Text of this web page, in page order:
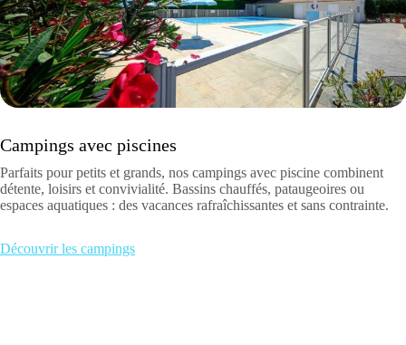
Campings avec piscines
Parfaits pour petits et grands, nos campings avec piscine combinent
détente, loisirs et convivialité. Bassins chauffés, pataugeoires ou
espaces aquatiques : des vacances rafraîchissantes et sans contrainte.
Découvrir les campings